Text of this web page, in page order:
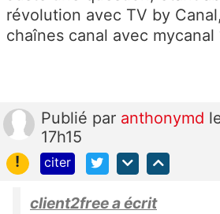
révolution avec TV by
chaînes canal avec mycanal
Publié par anthonymd
17h15
!
citer
client2free a écrit